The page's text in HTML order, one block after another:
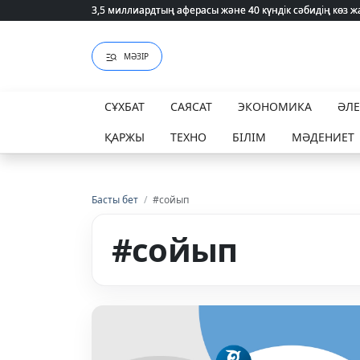
3,5 миллиардтың аферасы және 40 күндік сәбидің
3,5 миллиардтың аферасы және 40 күндік сәбидің
МӘЗІР
СҰХБАТ САЯСАТ ЭКОНОМИКА
ҚАРЖЫ
ТЕХНО БІЛІМ МӘДЕНИЕТ
Басты бет / #сойып
#сойып